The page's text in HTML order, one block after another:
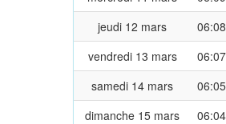
jeudi 12 mars
06:08
vendredi 13 mars
06:07
samedi 14 mars
06:05
dimanche 15 mars
06:04